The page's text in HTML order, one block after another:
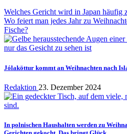
Beitragsnavigation
Welches Gericht wird in Japan häufig
Wo feiert man jedes Jahr zu
Fische?
Jólaköttur kommt an Weihnachten nach
Redaktion 23. Dezember 2024
In polnischen Haushalten werden zu